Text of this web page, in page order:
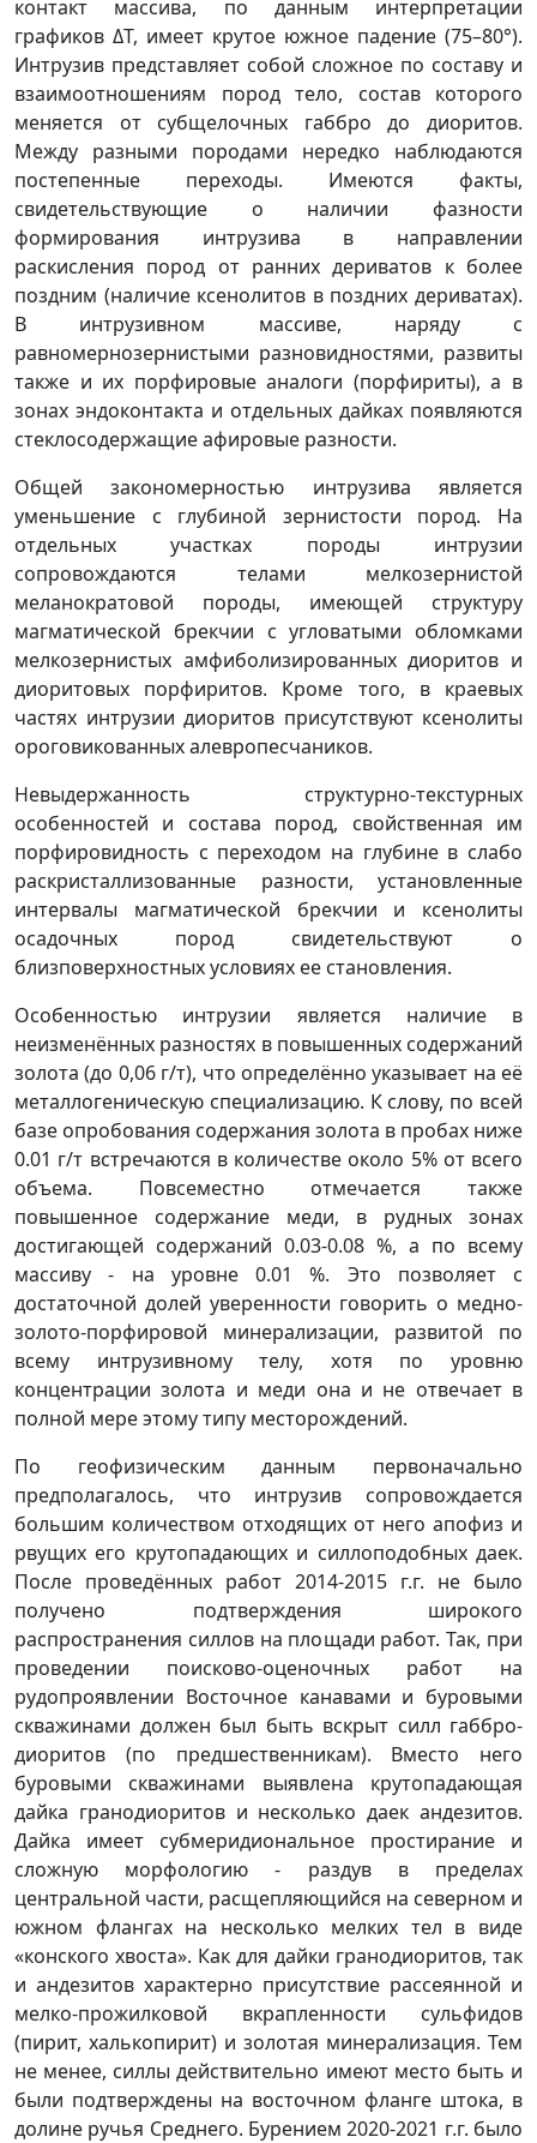
контакт массива, по данным интерпретации
графиков ΔТ, имеет крутое южное падение (75–80°).
Интрузив представляет собой сложное по составу и
взаимоотношениям пород тело, состав которого
меняется от субщелочных габбро до диоритов.
Между разными породами нередко наблюдаются
постепенные переходы. Имеются факты,
свидетельствующие о наличии фазности
формирования интрузива в направлении
раскисления пород от ранних дериватов к более
поздним (наличие ксенолитов в поздних дериватах).
В интрузивном массиве, наряду с
равномернозернистыми разновидностями, развиты
также и их порфировые аналоги (порфириты), а в
зонах эндоконтакта и отдельных дайках появляются
стеклосодержащие афировые разности.
Общей закономерностью интрузива является
уменьшение с глубиной зернистости пород. На
отдельных участках породы интрузии
сопровождаются телами мелкозернистой
меланократовой породы, имеющей структуру
магматической брекчии с угловатыми обломками
мелкозернистых амфиболизированных диоритов и
диоритовых порфиритов. Кроме того, в краевых
частях интрузии диоритов присутствуют ксенолиты
ороговикованных алевропесчаников.
Невыдержанность структурно-текстурных
особенностей и состава пород, свойственная им
порфировидность с переходом на глубине в слабо
раскристаллизованные разности, установленные
интервалы магматической брекчии и ксенолиты
осадочных пород свидетельствуют о
близповерхностных условиях ее становления.
Особенностью интрузии является наличие в
неизменённых разностях в повышенных содержаний
золота (до 0,06 г/т), что определённо указывает на её
металлогеническую специализацию. К слову, по всей
базе опробования содержания золота в пробах ниже
0.01 г/т встречаются в количестве около 5% от всего
объема. Повсеместно отмечается также
повышенное содержание меди, в рудных зонах
достигающей содержаний 0.03-0.08 %, а по всему
массиву - на уровне 0.01 %. Это позволяет с
достаточной долей уверенности говорить о медно-
золото-порфировой минерализации, развитой по
всему интрузивному телу, хотя по уровню
концентрации золота и меди она и не отвечает в
полной мере этому типу месторождений.
По геофизическим данным первоначально
предполагалось, что интрузив сопровождается
большим количеством отходящих от него апофиз и
рвущих его крутопадающих и силлоподобных даек.
После проведённых работ 2014-2015 г.г. не было
получено подтверждения широкого
распространения силлов на площади работ. Так, при
проведении поисково-оценочных работ на
рудопроявлении Восточное канавами и буровыми
скважинами должен был быть вскрыт силл габбро-
диоритов (по предшественникам). Вместо него
буровыми скважинами выявлена крутопадающая
дайка гранодиоритов и несколько даек андезитов.
Дайка имеет субмеридиональное простирание и
сложную морфологию - раздув в пределах
центральной части, расщепляющийся на северном и
южном флангах на несколько мелких тел в виде
«конского хвоста». Как для дайки гранодиоритов, так
и андезитов характерно присутствие рассеянной и
мелко-прожилковой вкрапленности сульфидов
(пирит, халькопирит) и золотая минерализация. Тем
не менее, силлы действительно имеют место быть и
были подтверждены на восточном фланге штока, в
долине ручья Среднего. Бурением 2020-2021 г.г. было